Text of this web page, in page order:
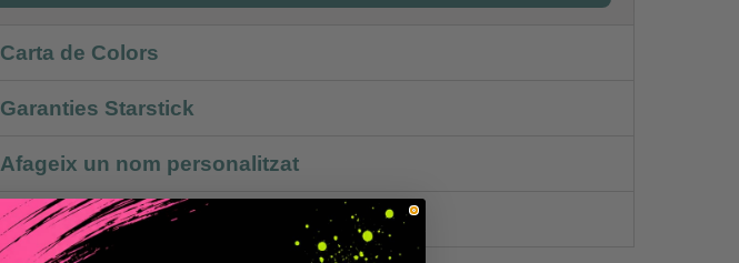
Carta de Colors
Garanties Starstick
Afageix un nom personalitzat
Col·locació